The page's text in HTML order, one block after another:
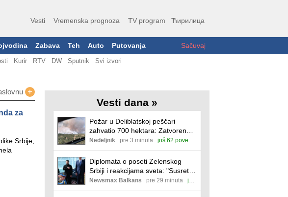
Vesti Vremenska prognoza TV program Ћирилица
Zabava Teh Auto Putovanja Sačuvaj
Kurir RTV DW Sputnik Svi izvori
+
za
Srbije,
Vesti dana »
Požar u Deliblatskoj peščari
zahvatio 700 hektara: Zatvoren
put Kovin–Bela Crkva, dva naselja
bez struje
Nedeljnik pre 3 minuta još 62 povezane
Diplomata o poseti Zelenskog
Srbiji i reakcijama sveta: "Susret
prijateljskih zemalja na koji Rusija
ne gleda povoljno"
Newsmax Balkans pre 29 minuta još 44 povezane